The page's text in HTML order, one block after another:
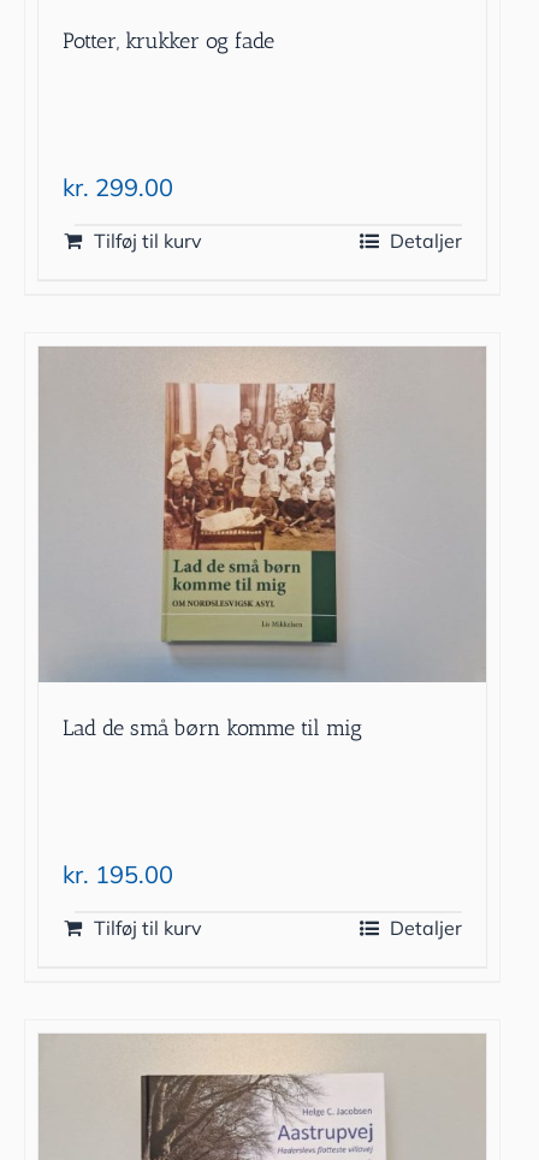
Potter, krukker og fade
kr. 299.00
Tilføj til kurv Detaljer
Lad de små børn komme til mig
kr. 195.00
Tilføj til kurv Detaljer